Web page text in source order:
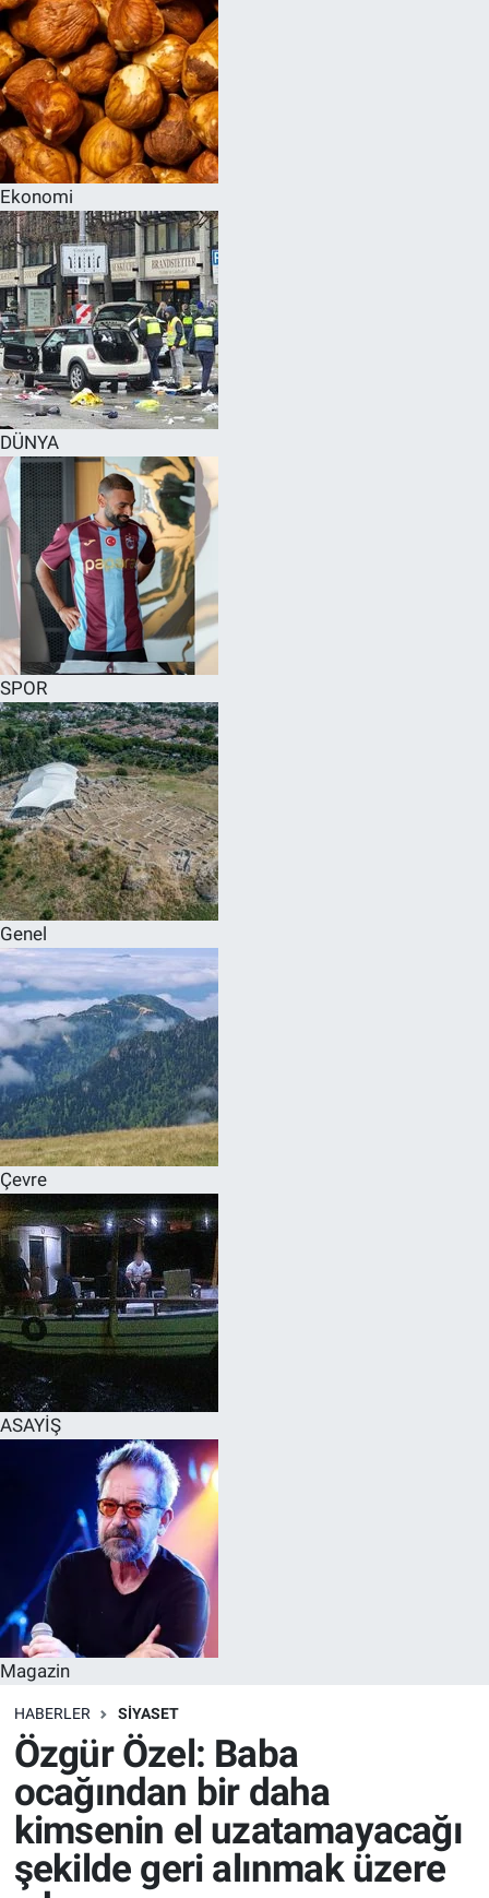
Ekonomi
DÜNYA
SPOR
Genel
Çevre
ASAYİŞ
Magazin
HABERLER SİYASET
Özgür Özel: Baba
ocağından bir daha
kimsenin el uzatamayacağı
şekilde geri alınmak üzere